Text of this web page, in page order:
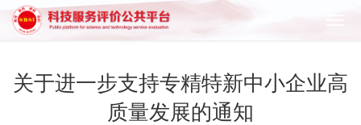
关于进一步支持专精特新中小企业高
质量发展的通知